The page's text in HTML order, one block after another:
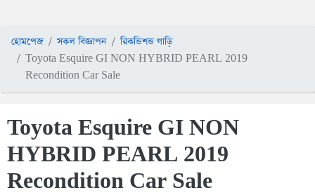
হোমপেজ সকল বিজ্ঞাপন
রিকন্ডিশন্ড গাড়ি
Toyota Esquire GI NON HYBRID PEARL 2019
Recondition Car Sale
Toyota Esquire GI NON
HYBRID PEARL 2019
Recondition Car Sale